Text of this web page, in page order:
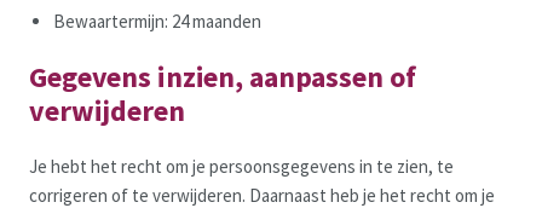
Bewaartermijn: 24 maanden
Gegevens inzien, aanpassen of
verwijderen
Je hebt het recht om je persoonsgegevens in te zien, te
corrigeren of te verwijderen. Daarnaast heb je het recht om je